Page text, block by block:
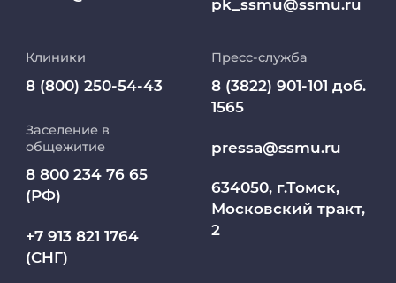
Дополнительное профессиональное
Медиапортал университета
Абитуриент
МедКласс
МАСЦ СибГМУ
pk_ssmu@ssmu.ru
Клиники
8 (800) 250-54-43
Заселение в
общежитие
8 800 234 76 65
(РФ)
+7 913 821 1764
(СНГ)
Пресс-служба
8 (3822) 901-101 доб.
1565
pressa@ssmu.ru
634050, г.Томск,
Московский тракт,
2